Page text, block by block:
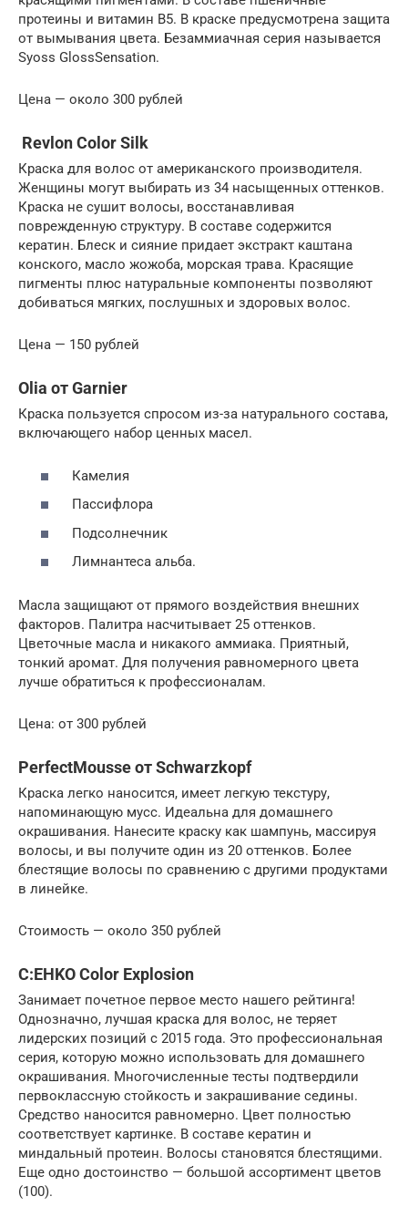
протеины и витамин В5. В краске предусмотрена защита
от вымывания цвета. Безаммиачная серия называется
Syoss GlossSensation.
Цена — около 300 рублей
Revlon Color Silk
Краска для волос от американского производителя.
Женщины могут выбирать из 34 насыщенных оттенков.
Краска не сушит волосы, восстанавливая
поврежденную структуру. В составе содержится
кератин. Блеск и сияние придает экстракт каштана
конского, масло жожоба, морская трава. Красящие
пигменты плюс натуральные компоненты позволяют
добиваться мягких, послушных и здоровых волос.
Цена — 150 рублей
Olia от Garnier
Краска пользуется спросом из-за натурального состава,
включающего набор ценных масел.
Камелия
Пассифлора
Подсолнечник
Лимнантеса альба.
Масла защищают от прямого воздействия внешних
факторов. Палитра насчитывает 25 оттенков.
Цветочные масла и никакого аммиака. Приятный,
тонкий аромат. Для получения равномерного цвета
лучше обратиться к профессионалам.
Цена: от 300 рублей
PerfectMousse от Schwarzkopf
Краска легко наносится, имеет легкую текстуру,
напоминающую мусс. Идеальна для домашнего
окрашивания. Нанесите краску как шампунь, массируя
волосы, и вы получите один из 20 оттенков. Более
блестящие волосы по сравнению с другими продуктами
в линейке.
Стоимость — около 350 рублей
C:EHKO Color Explosion
Занимает почетное первое место нашего рейтинга!
Однозначно, лучшая краска для волос, не теряет
лидерских позиций с 2015 года. Это профессиональная
серия, которую можно использовать для домашнего
окрашивания. Многочисленные тесты подтвердили
первоклассную стойкость и закрашивание седины.
Средство наносится равномерно. Цвет полностью
соответствует картинке. В составе кератин и
миндальный протеин. Волосы становятся блестящими.
Еще одно достоинство — большой ассортимент цветов
(100).